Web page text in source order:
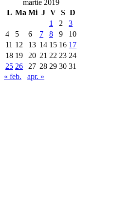
martie 2019
L Ma Mi J V S D
1
2
3
4
5 6 7 8 9
10
11 12 13 14 15 16 17
18 19 20 21 22 23 24
25 26 27 28 29 30 31
« feb.
apr. »